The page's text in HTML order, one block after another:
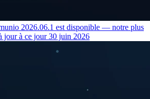
2026.06.1 est disponible — notre plus
jour à ce jour 30 juin 2026